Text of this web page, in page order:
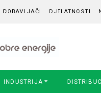
DOBAVLJAČI DJELATNOSTI
INDUSTRIJA